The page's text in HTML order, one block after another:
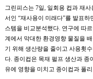
그린피스는 7일, 일회용 컵과 재
서인 “재사용이 미래다”를 발표
스템을 비교분석했다. 연구에 따
계에서 막대한 환경영향 물질을
기 위해 생산량을 줄이고 사용횟
다. 종이컵은 목재 펄프 생산과 종
유에 영향을 미치고 종이컵과 폴리